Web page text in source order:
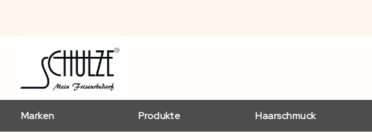
Marken Produkte Haarschmuck